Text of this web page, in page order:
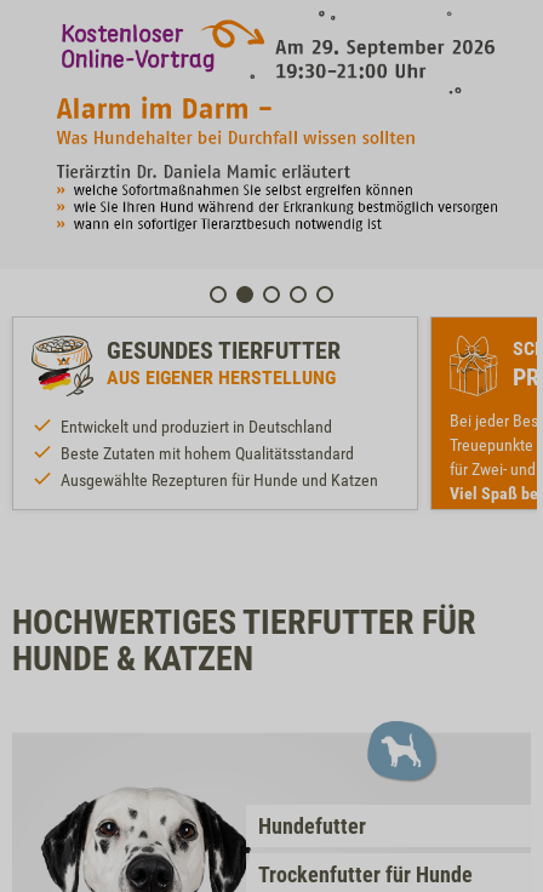
GESUNDES TIERFUTTER
AUS EIGENER HERSTELLUNG
Entwickelt und produziert in Deutschland
Beste Zutaten mit hohem Qualitätsstandard
Ausgewählte Rezepturen für Hunde und Katzen
Bei jeder
Treuepunkte
für Zwei- und
Viel Spaß
HOCHWERTIGES TIERFUTTER FÜR
HUNDE & KATZEN
Hundefutter
Trockenfutter für Hunde